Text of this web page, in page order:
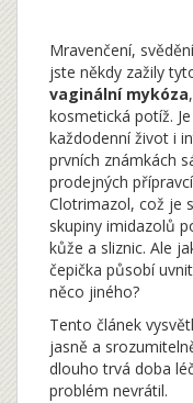
Mravenčení,
jste někdy zažily
vaginální mykóza
kosmetická potíž.
každodenní život i
prvních známkách
prodejných
Clotrimazol, což je
skupiny imidazolů
kůže a sliznic. Ale
čepička působí
něco jiného?
Tento článek
jasně a
dlouho trvá doba
problém nevrátil.